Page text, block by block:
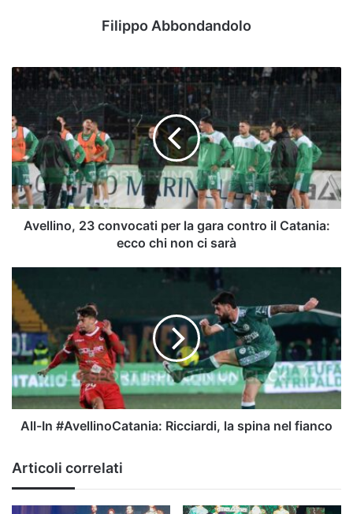
Filippo Abbondandolo
Avellino,
23
convocati
per
la
gara
contro
il
Catania:
ecco
sarà
Avellino, 23 convocati per la gara contro il Catania:
ecco chi non ci sarà
In
#AvellinoCatania:
Ricciardi,
la
spina
nel
fianco
All-In #AvellinoCatania: Ricciardi, la spina nel fianco
Articoli correlati